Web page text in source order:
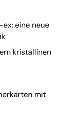
ex: eine neue
kristallinen
mit